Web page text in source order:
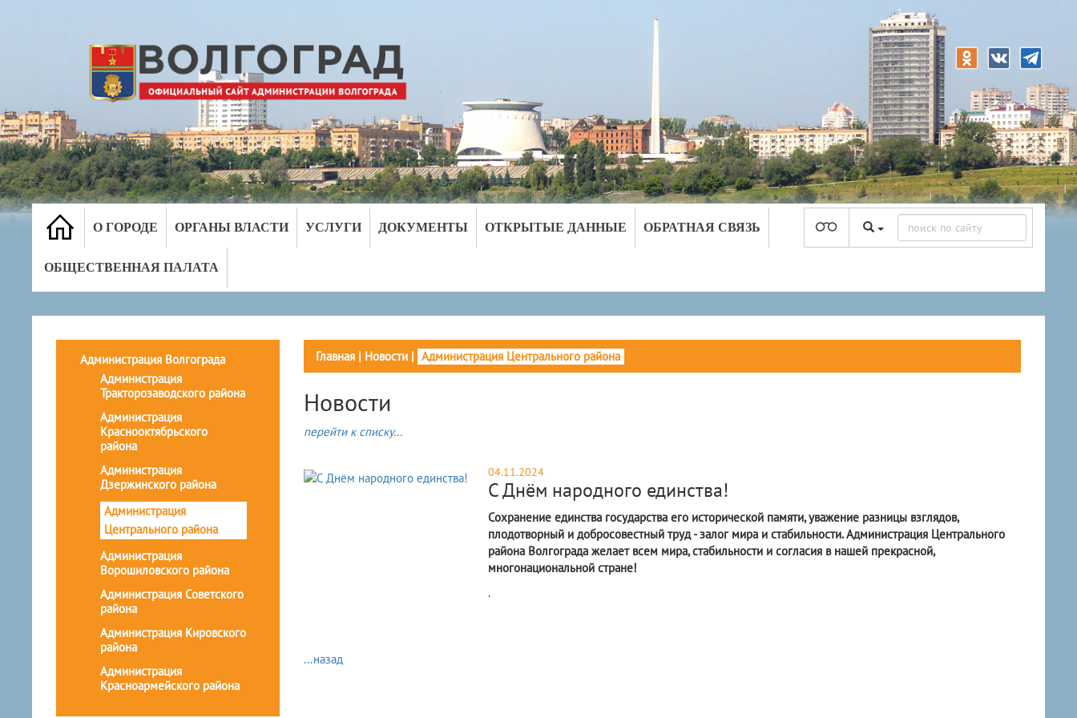
О ГОРОДЕ ОРГАНЫ ВЛАСТИ УСЛУГИ ДОКУМЕНТЫ ОТКРЫТЫЕ ДАННЫЕ ОБРАТНАЯ СВЯЗЬ
ОБЩЕСТВЕННАЯ ПАЛАТА
Администрация Волгограда
Администрация
Тракторозаводского района
Администрация
Краснооктябрьского
района
Администрация
Дзержинского района
Администрация
Центрального района
Администрация
Ворошиловского района
Администрация Советского
района
Администрация Кировского
района
Администрация
Красноармейского района
Главная| Новости| Администрация Центрального района
Новости
перейти к списку...
04.11.2024
С Днём народного единства!
Сохранение единства государства его исторической памяти, уважение разницы взглядов,
плодотворный и добросовестный труд - залог мира и стабильности. Администрация Центрального
района Волгограда желает всем мира, стабильности и согласия в нашей прекрасной,
многонациональной стране!
.
...назад